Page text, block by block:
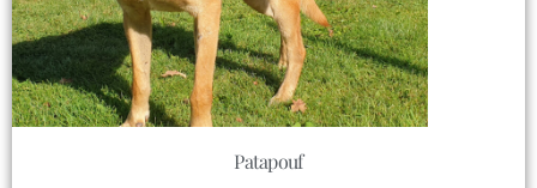
Patapouf